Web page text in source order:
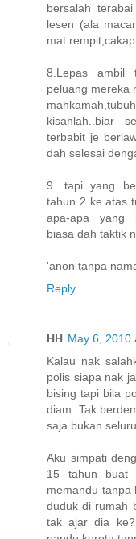
bersalah
lesen (ala
mat
8.Lepas ambil
peluang mereka
kisahlah..biar
terbabit je
dah selesai
9. tapi yang
tahun 2 ke atas
apa-apa yang
biasa dah taktik
'anon tanpa
Reply
HH May 6, 2010
Kalau nak
polis siapa nak
bising tapi bila
diam. Tak
saja bukan
Aku simpati
15 tahun buat
memandu tanpa
duduk di rumah
tak ajar dia